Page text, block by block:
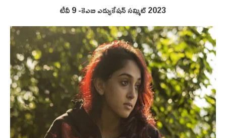
టీవీ 9 -కెఎబి ఎడ్యుకేషన్ సమ్మిట్ 2023